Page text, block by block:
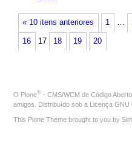
« 10 itens anteriores 1 …
16 17 18 19 20
O Plone® - CMS/WCM de Código Aberto
amigos. Distribuído sob a Licença GNU
This Plone Theme brought to you by